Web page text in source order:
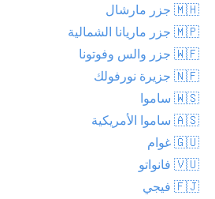
🇲🇭 جزر مارشال
🇲🇵 جزر ماريانا الشمالية
🇼🇫 جزر والس وفوتونا
🇳🇫 جزيرة نورفولك
🇼🇸 ساموا
🇦🇸 ساموا الأمريكية
🇬🇺 غوام
🇻🇺 فانواتو
🇫🇯 فيجي